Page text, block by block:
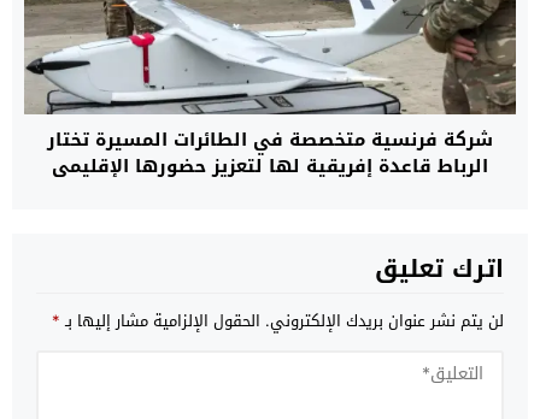
شركة فرنسية متخصصة في الطائرات المسيرة تختار
الرباط قاعدة إفريقية لها لتعزيز حضورها الإقليمي
اترك تعليق
لن يتم نشر عنوان بريدك الإلكتروني. الحقول الإلزامية مشار إليها بـ*